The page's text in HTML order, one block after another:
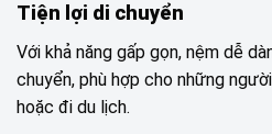
Tiện lợi di chuyển
Với khả năng gấp gọn, nệm dễ
chuyển, phù hợp cho những
hoặc đi du lịch.